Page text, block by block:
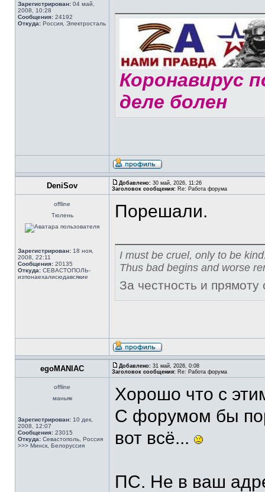
Зарегистрирован: 04 май,
2008, 10:28
Сообщения: 24192
Откуда: Россия, Электросталь
Коронавирус
деле болен
DeniSov Добавлено: 30 май, 2026, 11:26
Заголовок сообщения: Re: Работа форума
offline
Тюлень
Зарегистрирован: 18 ноя,
2008, 22:11
Сообщения: 20135
Откуда: СЕВАСТОПОЛЬ-
изпонаехалисюдавсякие
Порешали.
I must be cruel, only to be
Thus bad begins and worse
За честность и
egoMANIAC Добавлено: 31 май, 2026, 0:08
Заголовок сообщения: Re: Работа форума
offline
маньяк
Зарегистрирован: 10 дек,
2008, 12:07
Сообщения: 23015
Откуда: Севастополь, Россия
>>> Минск, Белоруссия
Хорошо что с
С форумом бы
вот всё...
ПС. Не в ваш